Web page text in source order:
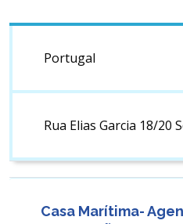
Portugal
Rua Elias Garcia 18/20
Casa Marítima-